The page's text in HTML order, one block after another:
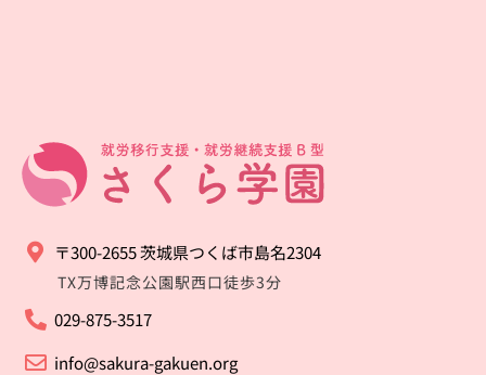
〒300-2655 茨城県つくば市島名2304
TX万博記念公園駅西口徒歩3分
029-875-3517
info@sakura-gakuen.org